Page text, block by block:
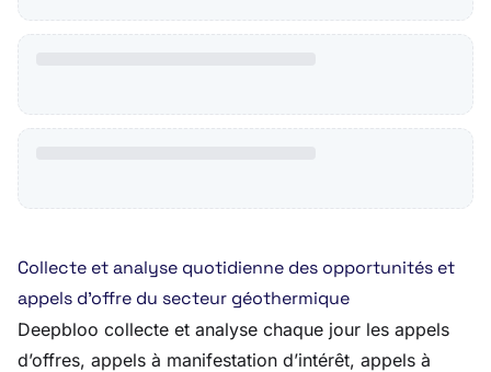
Collecte et analyse quotidienne des opportunités et
appels d’offre du secteur géothermique
Deepbloo collecte et analyse chaque jour les appels
d’offres, appels à manifestation d’intérêt, appels à